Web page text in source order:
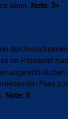
oben. Note: 3+
im Passspiel
ungewöhnlichen
Pass
Note: 3